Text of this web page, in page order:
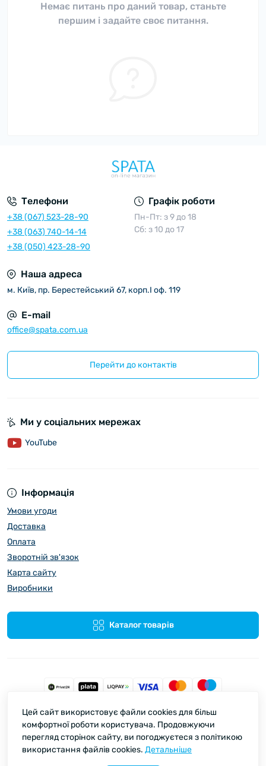
Немає питань про даний товар, станьте
першим і задайте своє питання.
Телефони
+38 (067) 523-28-90
+38 (063) 740-14-14
+38 (050) 423-28-90
Графік роботи
Пн-Пт: з 9 до 18
Сб: з 10 до 17
Наша адреса
м. Київ, пр. Берестейський 67, корп.I оф. 119
E-mail
office@spata.com.ua
Перейти до контактів
Інформація
Умови угоди
Доставка
Оплата
Зворотній зв'язок
Карта сайту
Виробники
Каталог товарів
Ми у соціальних мережах
YouTube
Spata © 2026
Цей сайт використовує файли cookies для більш
комфортної роботи користувача. Продовжуючи
перегляд сторінок сайту, ви погоджуєтеся з політикою
використання файлів cookies. Детальніше